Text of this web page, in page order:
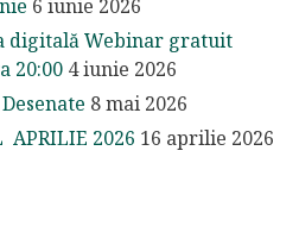
6 iunie 2026
digitală Webinar gratuit
20:00 4 iunie 2026
8 mai 2026
APRILIE 2026 16 aprilie 2026